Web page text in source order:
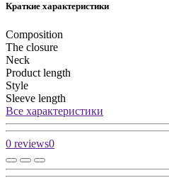
Краткие характеристики
Composition
The closure
Neck
Product length
Style
Sleeve length
Все характеристики
0 reviews0